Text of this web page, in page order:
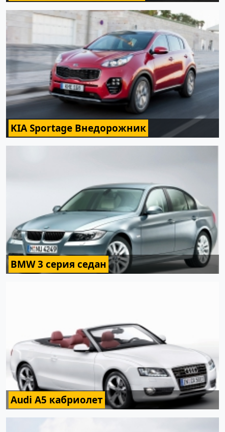
KIA Sportage Внедорожник
BMW 3 серия седан
Audi A5 кабриолет